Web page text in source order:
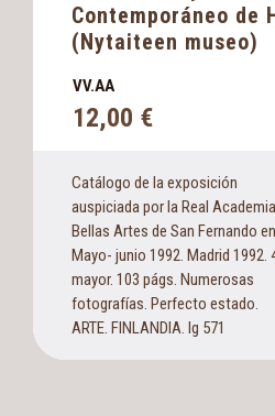
Contemporáneo de
(Nytaiteen museo)
VV.AA
12,00 €
Catálogo de la exposición
auspiciada por la Real
Bellas Artes de San Fernando
Mayo- junio 1992. Madrid 1992.
mayor. 103 págs. Numerosas
fotografías. Perfecto estado.
ARTE. FINLANDIA. Ig 571